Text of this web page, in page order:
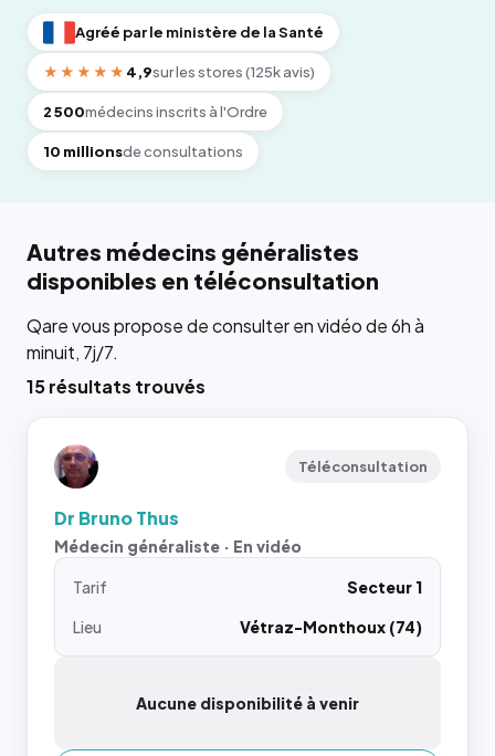
Agréé par le ministère de la Santé
★★★★★ 4,9sur les stores (125k avis)
2 500médecins inscrits à l'Ordre
10 millionsde consultations
Autres médecins généralistes
disponibles en téléconsultation
Qare vous propose de consulter en vidéo de 6h à
minuit, 7j/7.
15 résultats trouvés
Téléconsultation
Dr Bruno Thus
Médecin généraliste · En vidéo
Tarif
Secteur 1
Lieu
Vétraz-Monthoux (74)
Aucune disponibilité à venir